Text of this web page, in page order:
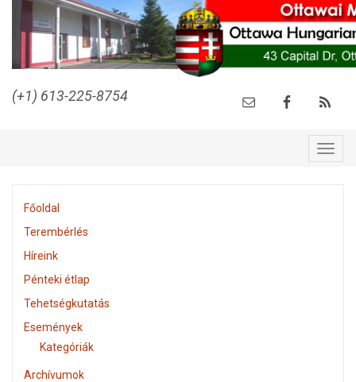
(+1) 613-225-8754
Főoldal
Terembérlés
Híreink
Pénteki étlap
Tehetségkutatás
Események
Kategóriák
Archívumok